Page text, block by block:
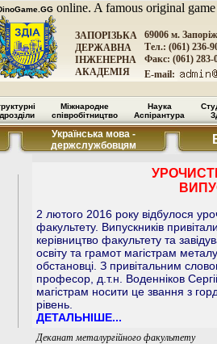
online. A famous original
ЗАПОРІЗЬКА
ДЕРЖАВНА
ІНЖЕНЕРНА
АКАДЕМІЯ
69006 м.
Тел.: (061) 236-
Факс: (061) 283-
E-mail:
Міжнародне
співробітництво
Наука
Аспірантура
Українська мова -
держслужбовцям
2 лютого 2016 року відбулося
факультету. Випускників
керівництво факультету та
освіту та грамот магістрам
обстановці. З привітальним
професор, д.т.н. Воденніков
магістрам носити це звання з
рівень.
ДЕТАЛЬНІШЕ...
Деканат металургійного факультету